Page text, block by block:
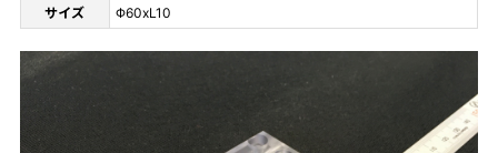
サイズ
Φ60xL10